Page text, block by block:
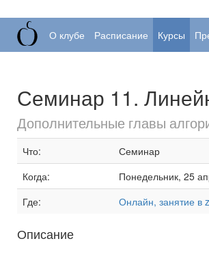
О клубе Расписание Курсы
Семинар 11.
Дополнительные главы
Что:
Семинар
Когда:
Понедельник, 25
Где:
Онлайн, занятие в
Описание